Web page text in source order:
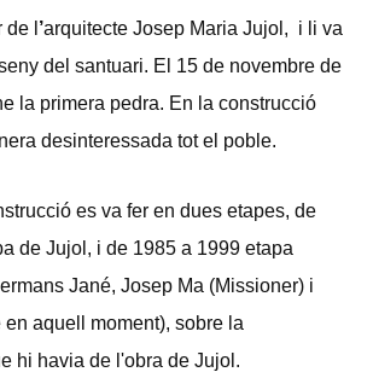
l ’arquitecte Josep Maria Jujol, i li va
del santuari. El 15 de novembre de
la primera pedra. En la construcció
desinteressada tot el poble.
es va fer en dues etapes, de
de Jujol, i de 1985 a 1999 etapa
Jané, Josep Ma (Missioner) i
aquell moment), sobre la
hi havia de l'obra de Jujol.